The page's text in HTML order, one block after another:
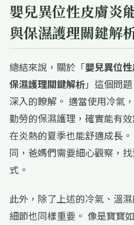
嬰兒異位性皮膚炎
與保濕護理關鍵解
總結來說，關於「嬰兒異位
保濕護理關鍵解析」這個問
深入的瞭解。 適當使用冷氣
勤勞的保濕護理，確實能有
在炎熱的夏季也能舒適成長
同，爸媽們需要細心觀察，
式。
此外，除了上述的冷氣、溫
細節也同樣重要。 像是寶寶